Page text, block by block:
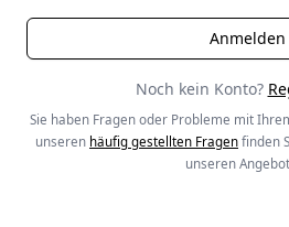
Noch kein Konto?
Sie haben Fragen oder Probleme mit
unseren häufig gestellten Fragen finden
unseren